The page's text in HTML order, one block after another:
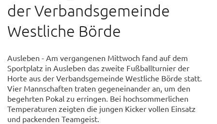
der Verbandsgemeinde
Westliche Börde
Ausleben - Am vergangenen Mittwoch fand auf dem
Sportplatz in Ausleben das zweite Fußballturnier der
Horte aus der Verbandsgemeinde Westliche Börde statt.
Vier Mannschaften traten gegeneinander an, um den
begehrten Pokal zu erringen. Bei hochsommerlichen
Temperaturen zeigten die jungen Kicker vollen Einsatz
und packenden Teamgeist.